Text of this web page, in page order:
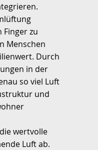
zu
Menschen
Durch
in der
so viel Luft
und
wertvolle
Luft ab.